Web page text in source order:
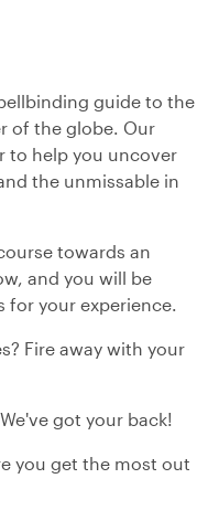
guide to the
of the globe. Our
to help you uncover
the unmissable in
towards an
and you will be
for your experience.
Fire away with your
got your back!
you get the most out